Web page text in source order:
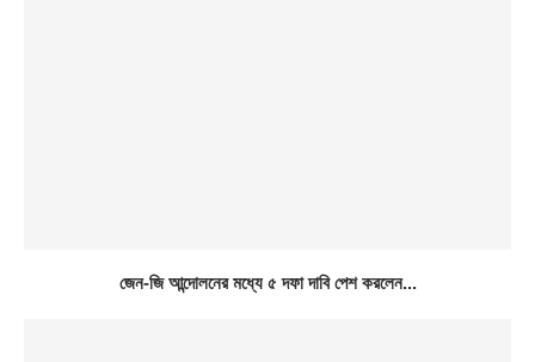
জেন-জি আন্দোলনের মধ্যে ৫ দফা দাবি পেশ করলেন...